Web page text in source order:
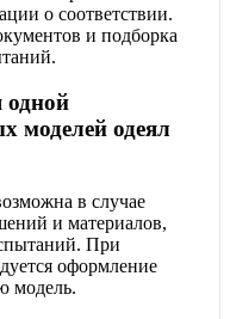
о соответствии.
и подборка
одной
моделей одеял
в случае
и материалов,
При
оформление
модель.